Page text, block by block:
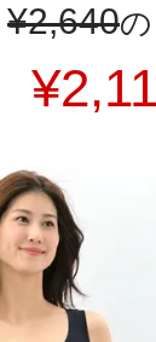
¥2,640
¥